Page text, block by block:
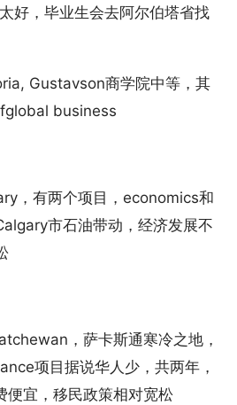
好，毕业生会去阿尔伯塔省找
Gustavson商学院中等，其
business
，有两个项目，economics和
市石油带动，经济发展不
，萨卡斯通寒冷之地，
项目据说华人少，共两年，
便宜，移民政策相对宽松